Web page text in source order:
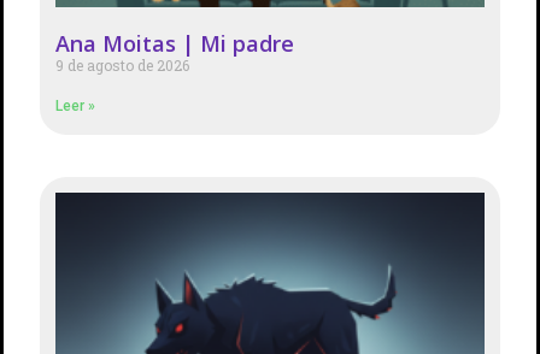
Ana Moitas | Mi padre
9 de agosto de 2026
Leer »